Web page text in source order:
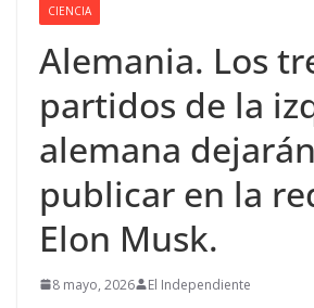
CIENCIA
Alemania. Los
partidos de la
alemana
publicar en la
Elon Musk.
8 mayo, 2026 El Independiente